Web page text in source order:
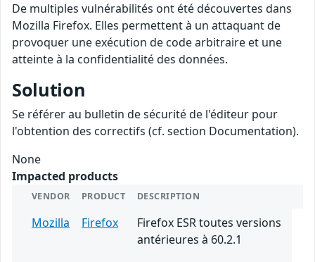
De multiples vulnérabilités ont été découvertes dans
Mozilla Firefox. Elles permettent à un attaquant de
provoquer une exécution de code arbitraire et une
atteinte à la confidentialité des données.
Solution
Se référer au bulletin de sécurité de l'éditeur pour
l'obtention des correctifs (cf. section Documentation).
None
Impacted products
VENDOR PRODUCT DESCRIPTION
Mozilla Firefox
Firefox ESR toutes versions
antérieures à 60.2.1